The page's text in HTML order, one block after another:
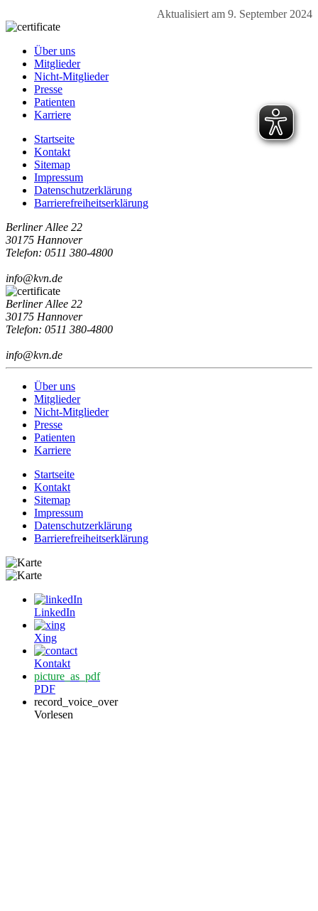
Aktualisiert am 9. September 2024
Über uns
Mitglieder
Nicht-Mitglieder
Presse
Patienten
Karriere
Startseite
Kontakt
Sitemap
Impressum
Datenschutzerklärung
Barrierefreiheitserklärung
Berliner Allee 22
30175 Hannover
Telefon: 0511 380-4800
info@kvn.de
Berliner Allee 22
30175 Hannover
Telefon: 0511 380-4800
info@kvn.de
Über uns
Mitglieder
Nicht-Mitglieder
Presse
Patienten
Karriere
Startseite
Kontakt
Sitemap
Impressum
Datenschutzerklärung
Barrierefreiheitserklärung
LinkedIn
Xing
Kontakt
picture_as_pdf
PDF
record_voice_over
Vorlesen